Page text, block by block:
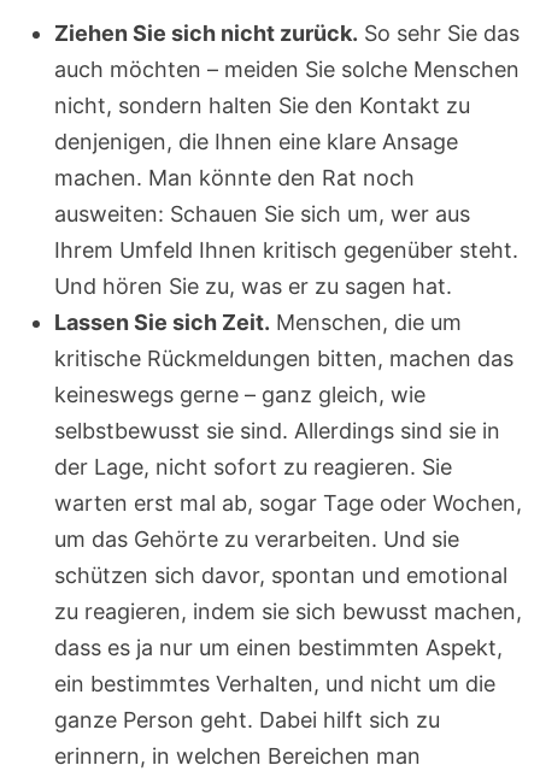
Ziehen Sie sich nicht zurück. So sehr Sie das
auch möchten – meiden Sie solche Menschen
nicht, sondern halten Sie den Kontakt zu
denjenigen, die Ihnen eine klare Ansage
machen. Man könnte den Rat noch
ausweiten: Schauen Sie sich um, wer aus
Ihrem Umfeld Ihnen kritisch gegenüber steht.
Und hören Sie zu, was er zu sagen hat.
Lassen Sie sich Zeit. Menschen, die um
kritische Rückmeldungen bitten, machen das
keineswegs gerne – ganz gleich, wie
selbstbewusst sie sind. Allerdings sind sie in
der Lage, nicht sofort zu reagieren. Sie
warten erst mal ab, sogar Tage oder Wochen,
um das Gehörte zu verarbeiten. Und sie
schützen sich davor, spontan und emotional
zu reagieren, indem sie sich bewusst machen,
dass es ja nur um einen bestimmten Aspekt,
ein bestimmtes Verhalten, und nicht um die
ganze Person geht. Dabei hilft sich zu
erinnern, in welchen Bereichen man